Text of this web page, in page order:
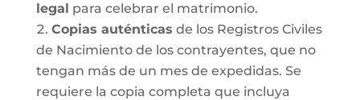
legal para celebrar el matrimonio.
Copias auténticas de los Registros Civiles
de Nacimiento de los contrayentes, que no
tengan más de un mes de expedidas. Se
requiere la copia completa que incluya